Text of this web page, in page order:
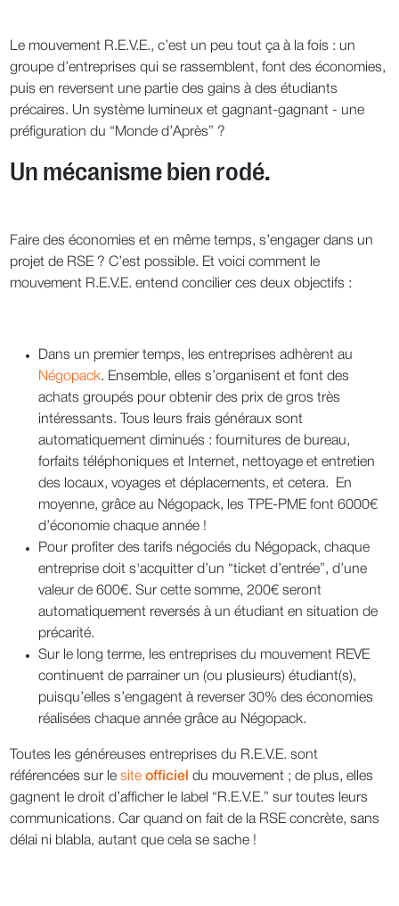
Le mouvement R.E.V.E., c’est un peu tout ça à la fois : un
groupe d’entreprises qui se rassemblent, font des économies,
puis en reversent une partie des gains à des étudiants
précaires. Un système lumineux et gagnant-gagnant - une
préfiguration du “Monde d’Après” ?
Un mécanisme bien rodé.
Faire des économies et en même temps, s’engager dans un
projet de RSE ? C’est possible. Et voici comment le
mouvement R.E.V.E. entend concilier ces deux objectifs :
Dans un premier temps, les entreprises adhèrent au
Négopack. Ensemble, elles s’organisent et font des
achats groupés pour obtenir des prix de gros très
intéressants. Tous leurs frais généraux sont
automatiquement diminués : fournitures de bureau,
forfaits téléphoniques et Internet, nettoyage et entretien
des locaux, voyages et déplacements, et cetera. En
moyenne, grâce au Négopack, les TPE-PME font 6000€
d’économie chaque année !
Pour profiter des tarifs négociés du Négopack, chaque
entreprise doit s'acquitter d’un “ticket d’entrée”, d’une
valeur de 600€. Sur cette somme, 200€ seront
automatiquement reversés à un étudiant en situation de
précarité.
Sur le long terme, les entreprises du mouvement REVE
continuent de parrainer un (ou plusieurs) étudiant(s),
puisqu’elles s’engagent à reverser 30% des économies
réalisées chaque année grâce au Négopack.
Toutes les généreuses entreprises du R.E.V.E. sont
référencées sur lesiteofficiel du mouvement ; de plus, elles
gagnent le droit d’afficher le label “R.E.V.E.” sur toutes leurs
communications. Car quand on fait de la RSE concrète, sans
délai ni blabla, autant que cela se sache !